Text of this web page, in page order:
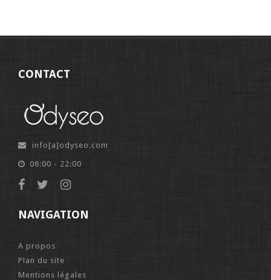
CONTACT
info[a]odyseo.com
08:00 - 22:00
NAVIGATION
A propos
Plan du site
Mentions légales